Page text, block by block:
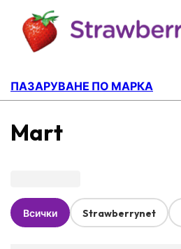
ПАЗАРУВАНЕ ПО МАРКА
Mart
Всички Strawberrynet